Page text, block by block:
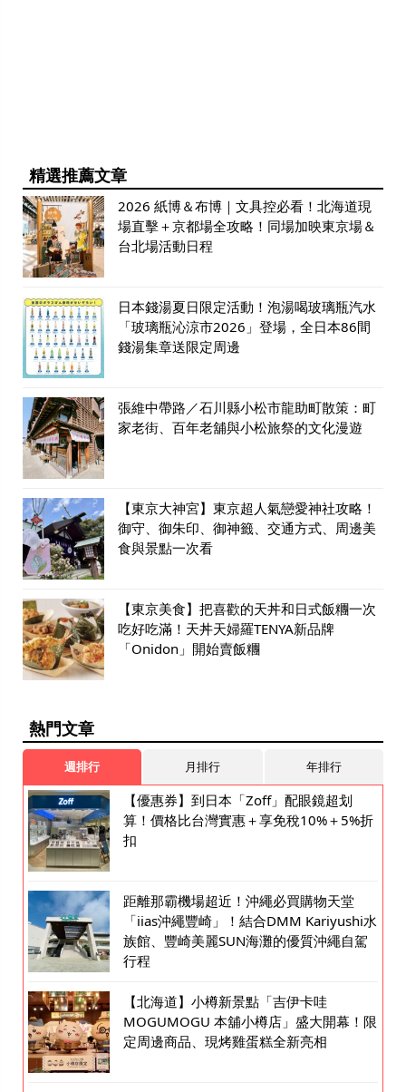
精選推薦文章
2026 紙博＆布博｜文具控必看！北海道現
場直擊＋京都場全攻略！同場加映東京場＆
台北場活動日程
日本錢湯夏日限定活動！泡湯喝玻璃瓶汽水
「玻璃瓶沁涼市2026」登場，全日本86間
錢湯集章送限定周邊
張維中帶路／石川縣小松市龍助町散策：町
家老街、百年老舖與小松旅祭的文化漫遊
【東京大神宮】東京超人氣戀愛神社攻略！
御守、御朱印、御神籤、交通方式、周邊美
食與景點一次看
【東京美食】把喜歡的天丼和日式飯糰一次
吃好吃滿！天丼天婦羅TENYA新品牌
「Onidon」開始賣飯糰
熱門文章
週排行 月排行 年排行
【優惠券】到日本「Zoff」配眼鏡超划
算！價格比台灣實惠＋享免稅10%＋5%折
扣
距離那霸機場超近！沖繩必買購物天堂
「iias沖繩豐崎」！結合DMM Kariyushi水
族館、豐崎美麗SUN海灘的優質沖繩自駕
行程
【北海道】小樽新景點「吉伊卡哇
MOGUMOGU 本舖小樽店」盛大開幕！限
定周邊商品、現烤雞蛋糕全新亮相